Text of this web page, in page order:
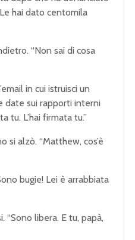
hai dato centomila
“Non sai di cosa
in cui istruisci un
date sui rapporti interni
tu. L’hai firmata tu.”
si alzò. “Matthew, cos’è
bugie! Lei è arrabbiata
“Sono libera. E tu, papà,